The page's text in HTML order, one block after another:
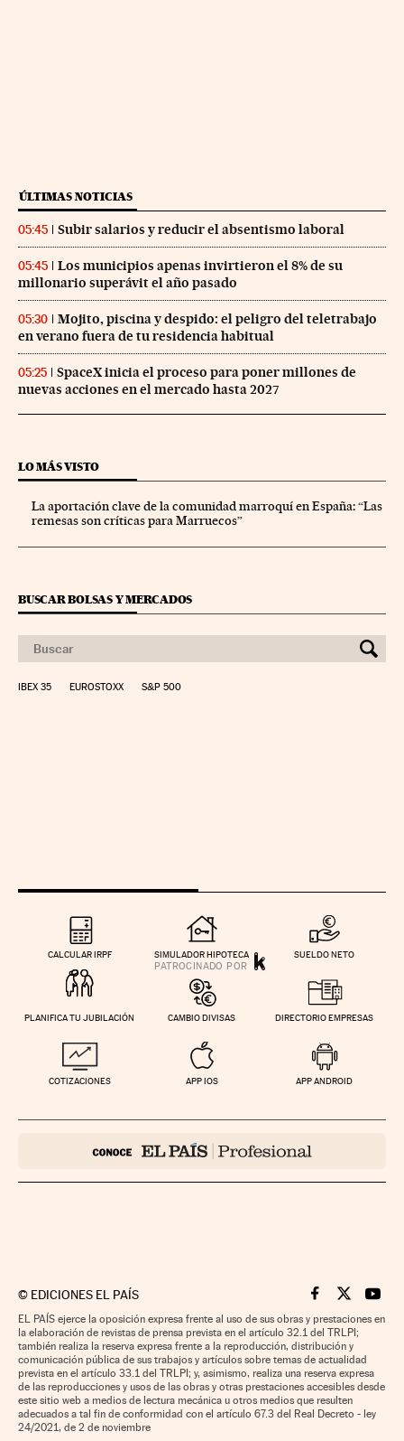
ÚLTIMAS NOTICIAS
05:45 Subir salarios y reducir el absentismo laboral
05:45
Los municipios apenas invirtieron el 8% de su
millonario superávit el año pasado
05:30
Mojito, piscina y despido: el peligro del teletrabajo
en verano fuera de tu residencia habitual
05:25
SpaceX inicia el proceso para poner millones de
nuevas acciones en el mercado hasta 2027
LO MÁS VISTO
La aportación clave de la comunidad marroquí en España: “Las
remesas son críticas para Marruecos”
BUSCAR BOLSAS Y MERCADOS
IBEX 35 EUROSTOXX S&P 500
CALCULAR IRPF SIMULADOR HIPOTECA SUELDO NETO
PLANIFICA TU JUBILACIÓN CAMBIO DIVISAS DIRECTORIO EMPRESAS
COTIZACIONES APP IOS APP ANDROID
© EDICIONES EL PAÍS Cinco Días en
Cinco Días
Cinco
EL PAÍS ejerce la oposición expresa frente al uso de sus obras y prestaciones en
la elaboración de revistas de prensa prevista en el artículo 32.1 del TRLPI;
también realiza la reserva expresa frente a la reproducción, distribución y
comunicación pública de sus trabajos y artículos sobre temas de actualidad
prevista en el artículo 33.1 del TRLPI; y, asimismo, realiza una reserva expresa
de las reproducciones y usos de las obras y otras prestaciones accesibles desde
este sitio web a medios de lectura mecánica u otros medios que resulten
adecuados a tal fin de conformidad con el artículo 67.3 del Real Decreto - ley
24/2021, de 2 de noviembre